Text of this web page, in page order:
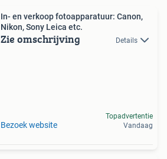
In- en verkoop fotoapparatuur: Canon,
Nikon, Sony Leica etc.
Zie omschrijving Details
Bezoek website
Topadvertentie
Vandaag